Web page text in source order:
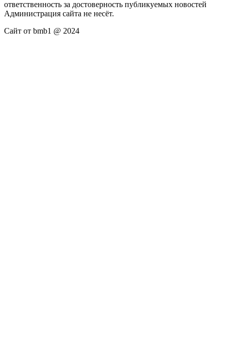
ответственность за достоверность публикуемых новостей
Администрация сайта не несёт.
Сайт от bmb1 @ 2024